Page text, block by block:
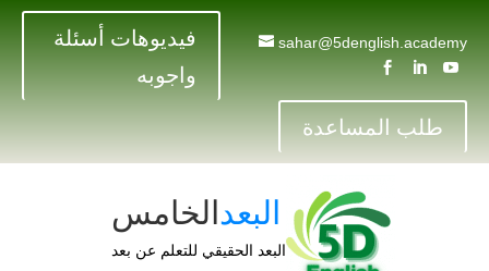
sahar@5denglish.academy
  
فيديوهات أسئلة
واجوبه
طلب المساعدة
البعدالخامس
البعد الحقيقي للتعلم عن بعد